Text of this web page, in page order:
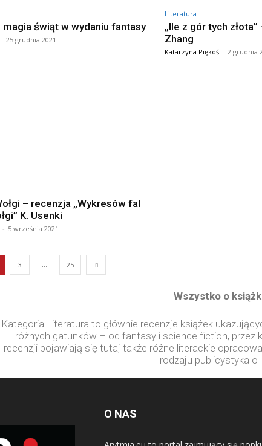
świąt w wydaniu fantasy
- 25 grudnia 2021
Literatura
„Ile z gór tych
Zhang
Katarzyna Piękoś - 2 grudnia
– recenzja „Wykresów fal
K. Usenki
- 5 września 2021
3 25
Wszystko o
Kategoria Literatura to głównie recenzje książek
różnych gatunków – od fantasy i science fiction, przez
recenzji pojawiają się tutaj także różne literackie
rodzaju publicystyka o
O NAS